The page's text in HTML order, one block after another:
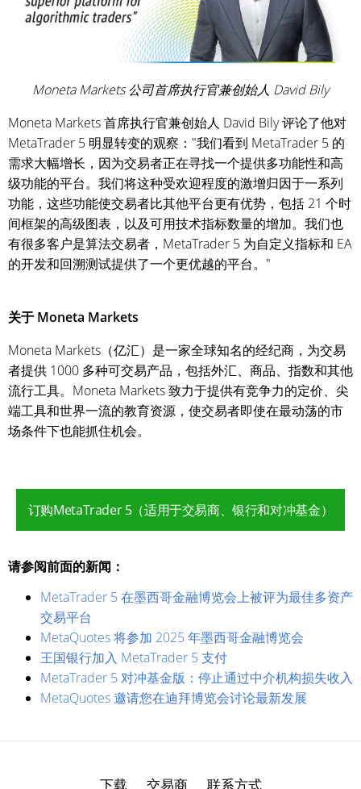
Moneta Markets 公司首席执行官兼创始人 David Bily
Moneta Markets 首席执行官兼创始人 David Bily 评论了他对
MetaTrader 5 明显转变的观察："我们看到 MetaTrader 5 的
需求大幅增长，因为交易者正在寻找一个提供多功能性和高
级功能的平台。我们将这种受欢迎程度的激增归因于一系列
功能，这些功能使交易者比其他平台更有优势，包括 21 个时
间框架的高级图表，以及可用技术指标数量的增加。我们也
有很多客户是算法交易者，MetaTrader 5 为自定义指标和 EA
的开发和回溯测试提供了一个更优越的平台。"
关于 Moneta Markets
Moneta Markets（亿汇）是一家全球知名的经纪商，为交易
者提供 1000 多种可交易产品，包括外汇、商品、指数和其他
流行工具。Moneta Markets 致力于提供有竞争力的定价、尖
端工具和世界一流的教育资源，使交易者即使在最动荡的市
场条件下也能抓住机会。
订购MetaTrader 5（适用于交易商、银行和对冲基金）
请参阅前面的新闻：
MetaTrader 5 在墨西哥金融博览会上被评为最佳多资产
交易平台
MetaQuotes 将参加 2025 年墨西哥金融博览会
王国银行加入 MetaTrader 5 支付
MetaTrader 5 对冲基金版：停止通过中介机构损失收入
MetaQuotes 邀请您在迪拜博览会讨论最新发展
下载 交易商 联系方式